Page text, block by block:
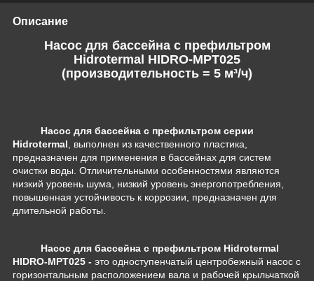
Описание
Насос для бассейна с префильтром
Hidrotermal HIDRO-MPT025
(производительность = 5 м³/ч)
Насос для бассейна с префильтром серии
Hidrotermal , выполнен из качественного пластика,
предназначен для применения в бассейнах для систем
очистки воды. Отличительными особенностями являются
низкий уровень шума, низкий уровень энергопотребления,
повышенная устойчивость к коррозии, предназначен для
длительной работы.
Насос для бассейна с префильтром Hidrotermal
HIDRO-MPT025 - это одноступенчатый центробежный насос с
горизонтальным расположением вала и рабочей крыльчаткой